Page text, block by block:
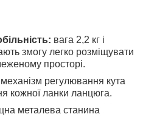
вага 2,2 кг і
змогу легко розміщувати
просторі.
механізм регулювання кута
кожної ланки ланцюга.
металева станина